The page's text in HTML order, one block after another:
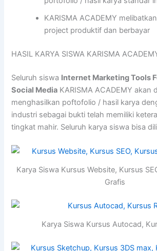
KARISMA ACADEMY
project produktif dan berbayar
HASIL KARYA SISWA KARISMA
Seluruh siswa Internet Marketing Tools
Social Media KARISMA ACADEMY akan
menghasilkan poftofolio / hasil karya
industri sebagai bukti telah memiliki
tingkat mahir. Seluruh karya siswa bisa
Karya Siswa Kursus Website, Kursus
Grafis
Karya Siswa Kursus Autocad,